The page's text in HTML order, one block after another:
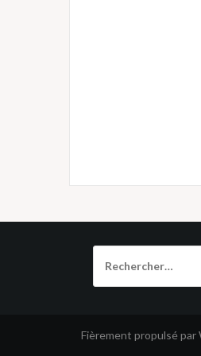
Fièrement propulsé par